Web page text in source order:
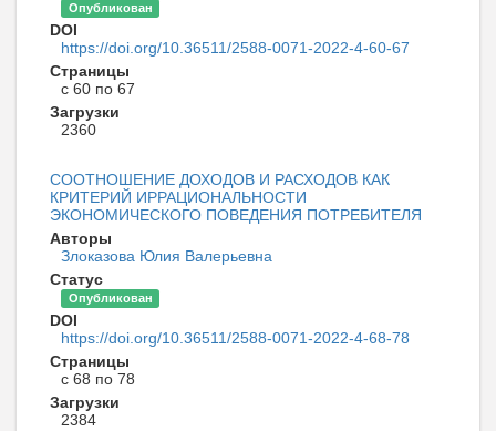
Опубликован
DOI
https://doi.org/10.36511/2588-0071-2022-4-60-67
Страницы
с 60 по 67
Загрузки
2360
СООТНОШЕНИЕ ДОХОДОВ И РАСХОДОВ КАК
КРИТЕРИЙ ИРРАЦИОНАЛЬНОСТИ
ЭКОНОМИЧЕСКОГО ПОВЕДЕНИЯ ПОТРЕБИТЕЛЯ
Авторы
Злоказова Юлия Валерьевна
Статус
Опубликован
DOI
https://doi.org/10.36511/2588-0071-2022-4-68-78
Страницы
с 68 по 78
Загрузки
2384